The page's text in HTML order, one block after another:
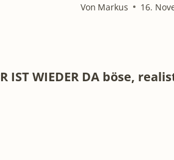
Von Markus 16.
IST WIEDER DA böse,